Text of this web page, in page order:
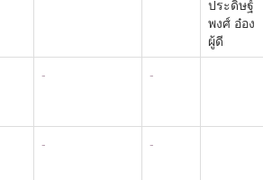
ประดิษฐ์
พงศ์ อ๋อง
ผู้ดี
- -
- -